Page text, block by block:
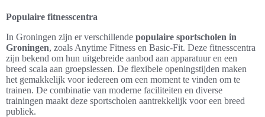
Populaire fitnesscentra
In Groningen zijn er verschillende populaire sportscholen in
Groningen, zoals Anytime Fitness en Basic-Fit. Deze fitnesscentra
zijn bekend om hun uitgebreide aanbod aan apparatuur en een
breed scala aan groepslessen. De flexibele openingstijden maken
het gemakkelijk voor iedereen om een moment te vinden om te
trainen. De combinatie van moderne faciliteiten en diverse
trainingen maakt deze sportscholen aantrekkelijk voor een breed
publiek.